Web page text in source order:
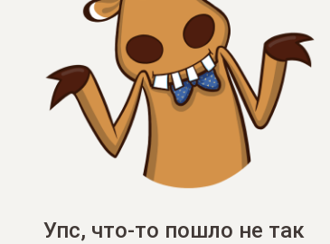
Упс, что-то пошло не так